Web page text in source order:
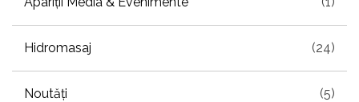
Hidromasaj (24)
Noutăți (5)